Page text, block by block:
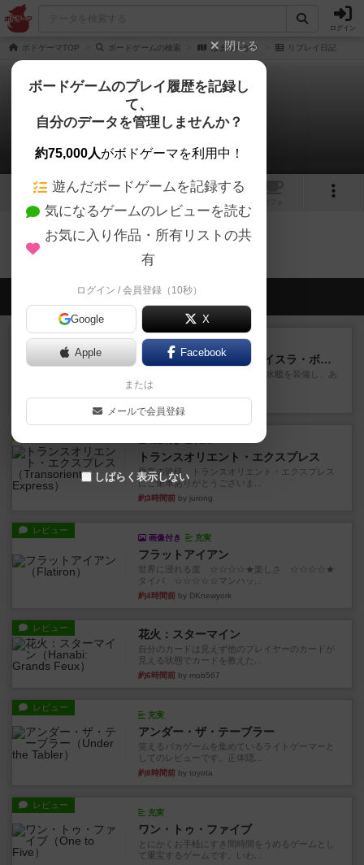
ログイン
ボドゲーマTOP ボードゲームの検索 はまりたがり リプレイ日記
はまりたがり
0件のリプレイ日記
1
はまりたがりのトップに戻る
会員の新しい投稿
ルール/インスト
キャプテン・フリップ：イスラ・ボンバ
イスラ・ボンバを探しに出航!潜水艦を装備し、あ
なたの乗組員を監獄から解...
約2時間前by jurong
トランスオリエント・エクスプレス
乗客の皆様、トランスオリエント・エクスプレス
にご乗車ありがとうございま...
約3時間前 by jurong
レビュー
画像付き 充実
フラットアイアン
世界に浸れる度 ☆☆☆☆★楽しさ ☆☆☆☆★
タイパ ☆☆☆☆☆マンハッ...
約4時間前 by DKnewyork
レビュー 花火：スターマイン
自分のカードは見えず他のプレイヤーのカードが
見える状態でカードを教えた...
約6時間前 by mob567
レビュー
充実
アンダー・ザ・テーブラー
笑えるバカゲームを集めているライトゲーマーと
してのレビューです。正体隠...
約8時間前 by toyota
レビュー
充実
ワン・トゥ・ファイブ
とにかくお手軽にすき間時間をうめるゲームとし
て重宝するゲームです。いわ...
閉じる
ボードゲームのプレイ履歴を記録し
て、
自分のデータを管理しませんか？
約75,000人がボドゲーマを利用中！
遊んだボードゲームを記録する
気になるゲームのレビューを読む
お気に入り作品・所有リストの共
有
ログイン / 会員登録（10秒）
Google X
Apple Facebook
または
メールで会員登録
しばらく表示しない